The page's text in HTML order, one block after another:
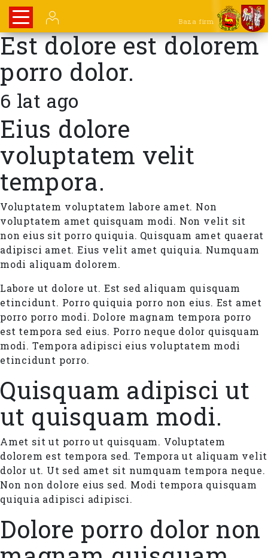
Baza firm
Est dolore est dolorem
porro dolor.
6 lat ago
Eius dolore
voluptatem velit
tempora.
Voluptatem voluptatem labore amet. Non
voluptatem amet quisquam modi. Non velit sit
non eius sit porro quiquia. Quisquam amet quaerat
adipisci amet. Eius velit amet quiquia. Numquam
modi aliquam dolorem.
Labore ut dolore ut. Est sed aliquam quisquam
etincidunt. Porro quiquia porro non eius. Est amet
porro porro modi. Dolore magnam tempora porro
est tempora sed eius. Porro neque dolor quisquam
modi. Tempora adipisci eius voluptatem modi
etincidunt porro.
Quisquam adipisci ut
ut quisquam modi.
Amet sit ut porro ut quisquam. Voluptatem
dolorem est tempora sed. Tempora ut aliquam velit
dolor ut. Ut sed amet sit numquam tempora neque.
Non non dolore eius sed. Modi tempora quisquam
quiquia adipisci adipisci.
Dolore porro dolor non